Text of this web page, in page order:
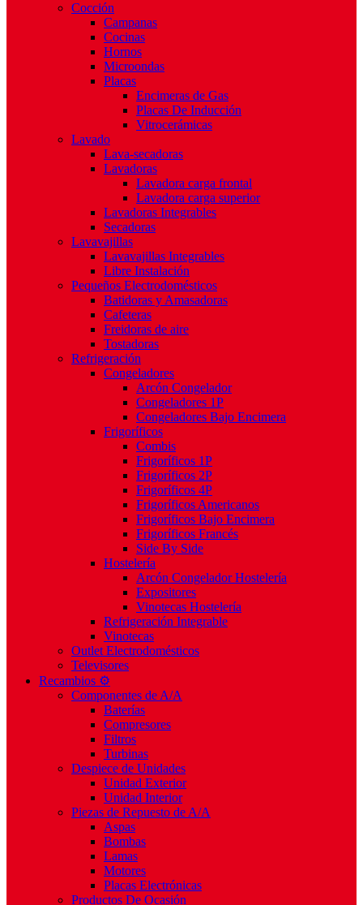
Cocción
Campanas
Cocinas
Hornos
Microondas
Placas
Encimeras de Gas
Placas De Inducción
Vitrocerámicas
Lavado
Lava-secadoras
Lavadoras
Lavadora carga frontal
Lavadora carga superior
Lavadoras Integrables
Secadoras
Lavavajillas
Lavavajillas Integrables
Libre Instalación
Pequeños Electrodomésticos
Batidoras y Amasadoras
Cafeteras
Freidoras de aire
Tostadoras
Refrigeración
Congeladores
Arcón Congelador
Congeladores 1P
Congeladores Bajo Encimera
Frigoríficos
Combis
Frigoríficos 1P
Frigoríficos 2P
Frigoríficos 4P
Frigoríficos Americanos
Frigoríficos Bajo Encimera
Frigoríficos Francés
Side By Side
Hostelería
Arcón Congelador Hostelería
Expositores
Vinotecas Hostelería
Refrigeración Integrable
Vinotecas
Outlet Electrodomésticos
Televisores
Recambios ⚙️
Componentes de A/A
Baterías
Compresores
Filtros
Turbinas
Despiece de Unidades
Unidad Exterior
Unidad Interior
Piezas de Repuesto de A/A
Aspas
Bombas
Lamas
Motores
Placas Electrónicas
Productos De Ocasión